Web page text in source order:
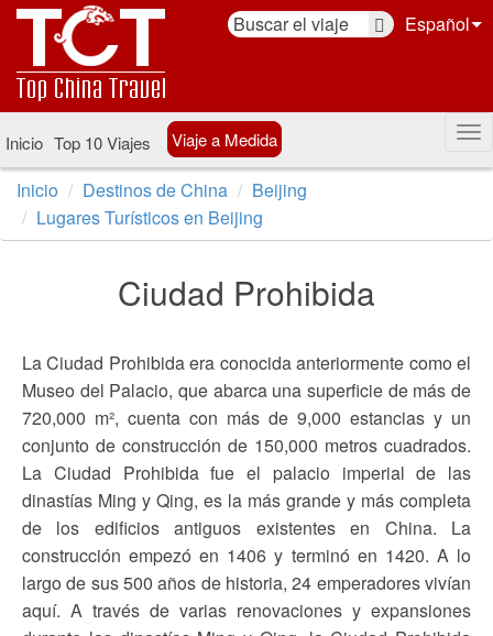
Español
Inicio Top 10 Viajes Viaje a Medida
Inicio Destinos de China
Beijing
Lugares Turísticos en Beijing
Ciudad Prohibida
La Ciudad Prohibida era conocida anteriormente como el
Museo del Palacio, que abarca una superficie de más de
720,000 m², cuenta con más de 9,000 estancias y un
conjunto de construcción de 150,000 metros cuadrados.
La Ciudad Prohibida fue el palacio imperial de las
dinastías Ming y Qing, es la más grande y más completa
de los edificios antiguos existentes en China. La
construcción empezó en 1406 y terminó en 1420. A lo
largo de sus 500 años de historia, 24 emperadores vivían
aquí. A través de varias renovaciones y expansiones